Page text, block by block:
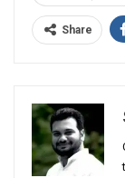
Share